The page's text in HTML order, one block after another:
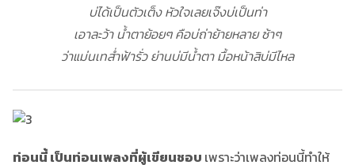
บ่ได้เป็นตัวเต็ง หัวใจเลยเจ๊งบ่เป็นท่า
เอาละว้า น้ำตาย้อยๆ คือบ่ถ่าย้ายหลาย ซ้าๆ
ว่าแม่นเทส่ำฟ้ารั่ว ย่านบ่มีน้ำตา มื้อหน้าสิบ่มีไหล
ท่อนนี้ เป็นท่อนเพลงที่ผู้เขียนชอบ เพราะว่าเพลงท่อนนี้ทำให้